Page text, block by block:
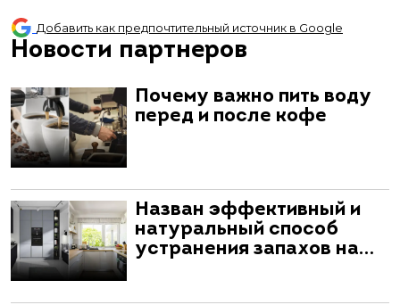
Добавить как предпочтительный источник в Google
Новости партнеров
Почему важно пить воду
перед и после кофе
Назван эффективный и
натуральный способ
устранения запахов на…